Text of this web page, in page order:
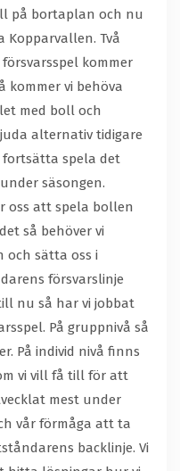
på bortaplan och nu
Kopparvallen. Två
kommer
kommer vi behöva
med boll och
alternativ tidigare
fortsätta spela det
säsongen.
oss att spela bollen
så behöver vi
och sätta oss i
försvarslinje
nu så har vi jobbat
På gruppnivå så
På individ nivå finns
vi vill få till för att
mest under
vår förmåga att ta
backlinje. Vi